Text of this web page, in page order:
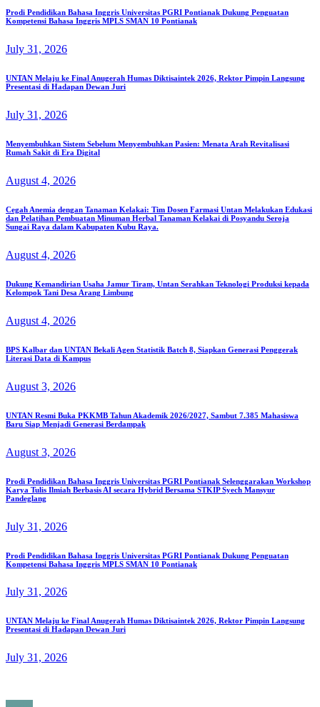
Prodi Pendidikan Bahasa Inggris Universitas PGRI Pontianak Dukung Penguatan
Kompetensi Bahasa Inggris MPLS SMAN 10 Pontianak
July 31, 2026
UNTAN Melaju ke Final Anugerah Humas Diktisaintek 2026, Rektor Pimpin Langsung
Presentasi di Hadapan Dewan Juri
July 31, 2026
Menyembuhkan Sistem Sebelum Menyembuhkan Pasien: Menata Arah Revitalisasi
Rumah Sakit di Era Digital
August 4, 2026
Cegah Anemia dengan Tanaman Kelakai: Tim Dosen Farmasi Untan Melakukan Edukasi
dan Pelatihan Pembuatan Minuman Herbal Tanaman Kelakai di Posyandu Seroja
Sungai Raya dalam Kabupaten Kubu Raya.
August 4, 2026
Dukung Kemandirian Usaha Jamur Tiram, Untan Serahkan Teknologi Produksi kepada
Kelompok Tani Desa Arang Limbung
August 4, 2026
BPS Kalbar dan UNTAN Bekali Agen Statistik Batch 8, Siapkan Generasi Penggerak
Literasi Data di Kampus
August 3, 2026
UNTAN Resmi Buka PKKMB Tahun Akademik 2026/2027, Sambut 7.385 Mahasiswa
Baru Siap Menjadi Generasi Berdampak
August 3, 2026
Prodi Pendidikan Bahasa Inggris Universitas PGRI Pontianak Selenggarakan Workshop
Karya Tulis Ilmiah Berbasis AI secara Hybrid Bersama STKIP Syech Mansyur
Pandeglang
July 31, 2026
Prodi Pendidikan Bahasa Inggris Universitas PGRI Pontianak Dukung Penguatan
Kompetensi Bahasa Inggris MPLS SMAN 10 Pontianak
July 31, 2026
UNTAN Melaju ke Final Anugerah Humas Diktisaintek 2026, Rektor Pimpin Langsung
Presentasi di Hadapan Dewan Juri
July 31, 2026